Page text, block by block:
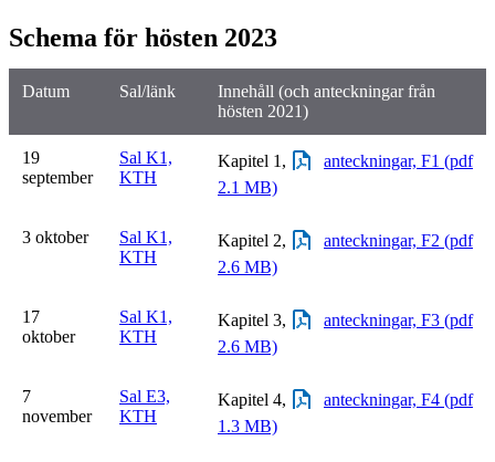
Schema för hösten 2023
Datum Sal/länk
Innehåll (och anteckningar från
hösten 2021)
19
september
Sal K1,
KTH
Kapitel 1,
anteckningar, F1 (pdf
2.1 MB)
3 oktober
Sal K1,
KTH
Kapitel 2,
anteckningar, F2 (pdf
2.6 MB)
17
oktober
Sal K1,
KTH
Kapitel 3,
anteckningar, F3 (pdf
2.6 MB)
7
november
Sal E3,
KTH
Kapitel 4,
anteckningar, F4 (pdf
1.3 MB)